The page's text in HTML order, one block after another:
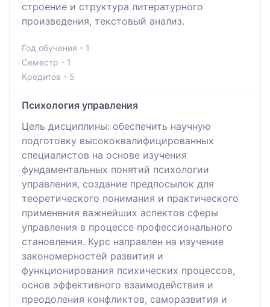
строение и структура литературного
произведения, текстовый анализ.
Год обучения - 1
Семестр - 1
Кредитов - 5
Психология управления
Цель дисциплины: обеспечить научную
подготовку высококвалифицированных
специалистов на основе изучения
фундаментальных понятий психологии
управления, создание предпосылок для
теоретического понимания и практического
применения важнейших аспектов сферы
управления в процессе профессионального
становления. Курс направлен на изучение
закономерностей развития и
функционирования психических процессов,
основ эффективного взаимодействия и
преодоления конфликтов, саморазвития и